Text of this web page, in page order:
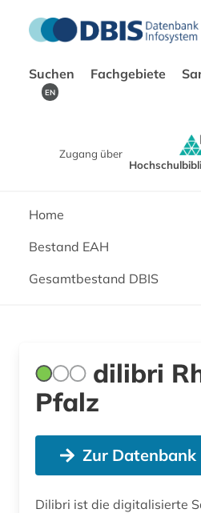
Suchen Fachgebiete
EN
Zugang über
Home
Bestand EAH
Gesamtbestand DBIS
dilibri
Pfalz
Zur Datenbank
Dilibri ist die digitalisierte